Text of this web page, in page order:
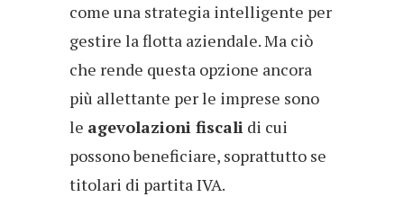
come una strategia intelligente per
gestire la flotta aziendale. Ma ciò
che rende questa opzione ancora
più allettante per le imprese sono
le agevolazioni fiscali di cui
possono beneficiare, soprattutto se
titolari di partita IVA.